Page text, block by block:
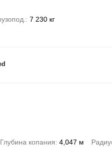
7 230 кг
Глубина копания 4,047 м